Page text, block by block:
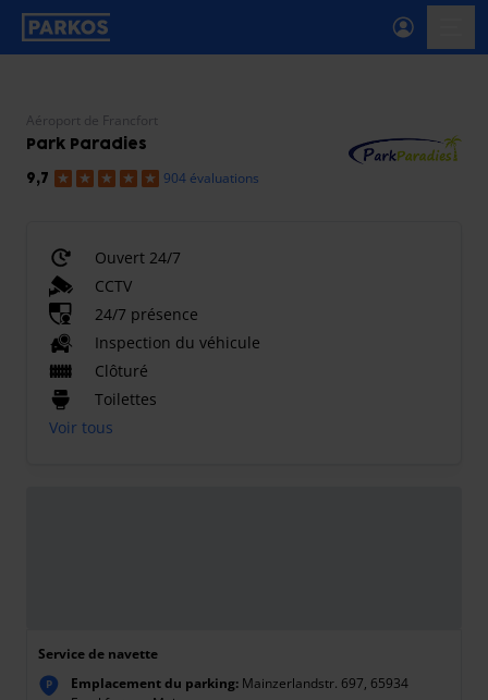
étiquette-de-navigation-principale
Aéroport de Francfort
Park Paradies
9,7 904 évaluations
Ouvert 24/7
CCTV
24/7 présence
Inspection du véhicule
Clôturé
Toilettes
Voir tous
Service de navette
P Emplacement du parking: Mainzerlandstr. 697, 65934